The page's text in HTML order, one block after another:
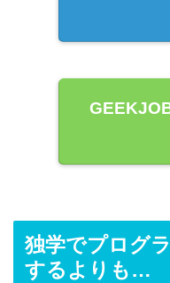
独学でプログ
するよりも…